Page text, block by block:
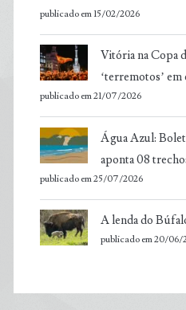
publicado em 15/02/2026
Vitória na Copa
‘terremotos’ em
publicado em 21/07/2026
Água Azul:
aponta 08
publicado em 25/07/2026
A lenda do
publicado em 20/06/